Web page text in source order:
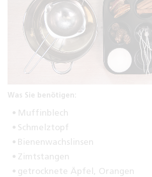
Was Sie benötigen:
Muffinblech
Schmelztopf
Bienenwachslinsen
Zimtstangen
getrocknete Äpfel, Orangen